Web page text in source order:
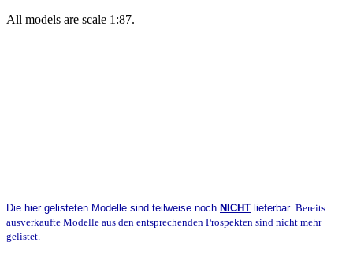
All models are scale 1:87.
Die hier gelisteten Modelle sind teilweise noch NICHT lieferbar. Bereits
ausverkaufte Modelle aus den entsprechenden Prospekten sind nicht mehr
gelistet.